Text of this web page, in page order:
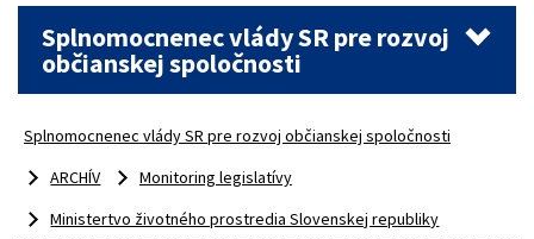
Splnomocnenec vlády SR pre rozvoj
občianskej spoločnosti
Splnomocnenec vlády SR pre rozvoj občianskej spoločnosti
ARCHÍV
Monitoring legislatívy
Ministertvo životného prostredia Slovenskej republiky